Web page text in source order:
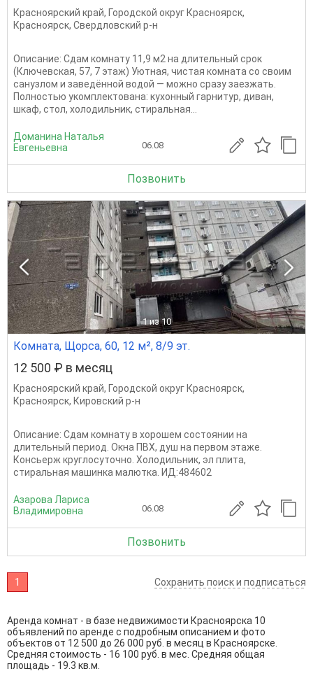
Красноярский край, Городской округ Красноярск,
Красноярск, Свердловский р-н
Описание: Сдам комнату 11,9 м2 на длительный срок
(Ключевская, 57, 7 этаж) Уютная, чистая комната со своим
санузлом и заведённой водой — можно сразу заезжать.
Полностью укомплектована: кухонный гарнитур, диван,
шкаф, стол, холодильник, стиральная...
Доманина Наталья
Евгеньевна
06.08
Позвонить
1 из 10
Комната, Щорса, 60, 12 м², 8/9 эт.
12 500 ₽ в месяц
Красноярский край, Городской округ Красноярск,
Красноярск, Кировский р-н
Описание: Сдам комнату в хорошем состоянии на
длительный период. Окна ПВХ, душ на первом этаже.
Консьерж круглосуточно. Холодильник, эл плита,
стиральная машинка малютка. ИД:484602
Азарова Лариса
Владимировна
06.08
Позвонить
1 Сохранить поиск и подписаться
Аренда комнат - в базе недвижимости Красноярска 10
объявлений по аренде с подробным описанием и фото
объектов от 12 500 до 26 000 руб. в месяц в Красноярске.
Средняя стоимость - 16 100 руб. в мес. Средняя общая
площадь - 19.3 кв.м.